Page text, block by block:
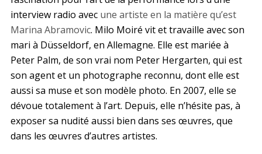
interview radio avec une artiste en la matière qu’est
Marina Abramovic. Milo Moiré vit et travaille avec son
mari à Düsseldorf, en Allemagne. Elle est mariée à
Peter Palm, de son vrai nom Peter Hergarten, qui est
son agent et un photographe reconnu, dont elle est
aussi sa muse et son modèle photo. En 2007, elle se
dévoue totalement à l’art. Depuis, elle n’hésite pas, à
exposer sa nudité aussi bien dans ses œuvres, que
dans les œuvres d’autres artistes.